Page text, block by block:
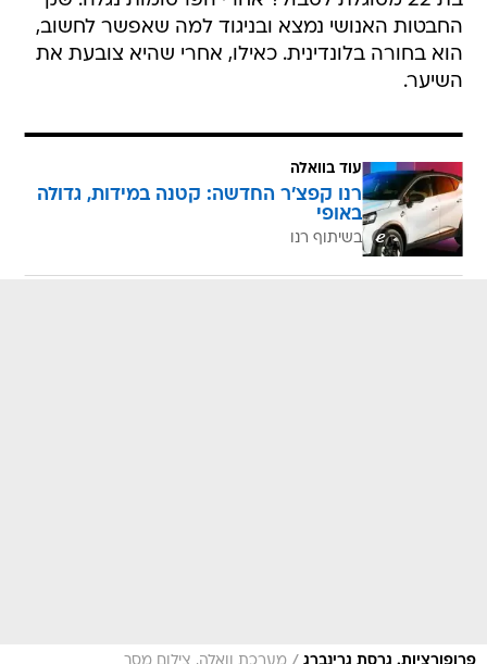
החבטות האנושי נמצא ובניגוד למה שאפשר לחשוב,
הוא בחורה בלונדינית. כאילו, אחרי שהיא צובעת את
השיער.
עוד בוואלה
רנו קפצ'ר החדשה: קטנה במידות, גדולה
באופי
בשיתוף רנו